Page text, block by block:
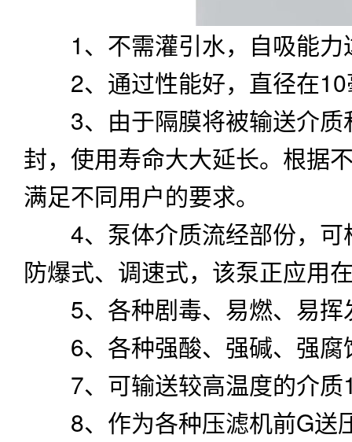
1、不需灌引水，自吸能力
2、通过性能好，直径在10
3、由于隔膜将被输送介质
封，使用寿命大大延长。根据
满足不同用户的要求。
4、泵体介质流经部份，可
防爆式、调速式，该泵正应用
5、各种剧毒、易燃、易挥
6、各种强酸、强碱、强腐
7、可输送较高温度的介
8、作为各种压滤机前G送